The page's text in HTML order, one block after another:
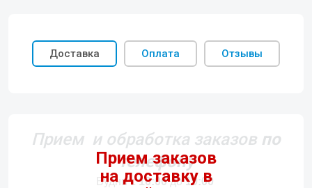
Доставка Оплата Отзывы
Прием и обработка заказов по
телефону
Будни c10:00до19:00